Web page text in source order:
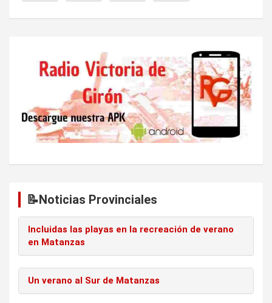
s
📝Noticias Provinciales
Incluidas las playas en la recreación de verano
en Matanzas
Un verano al Sur de Matanzas